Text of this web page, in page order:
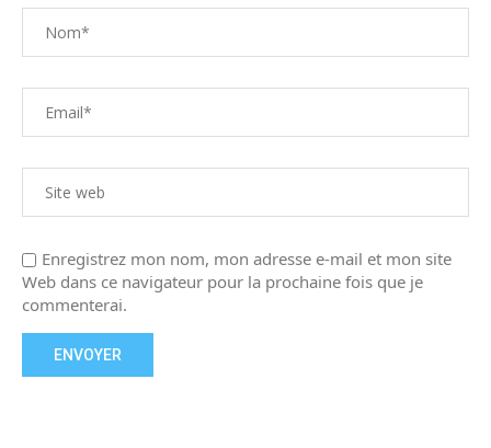
Enregistrez mon nom, mon adresse e-mail et mon site
Web dans ce navigateur pour la prochaine fois que je
commenterai.